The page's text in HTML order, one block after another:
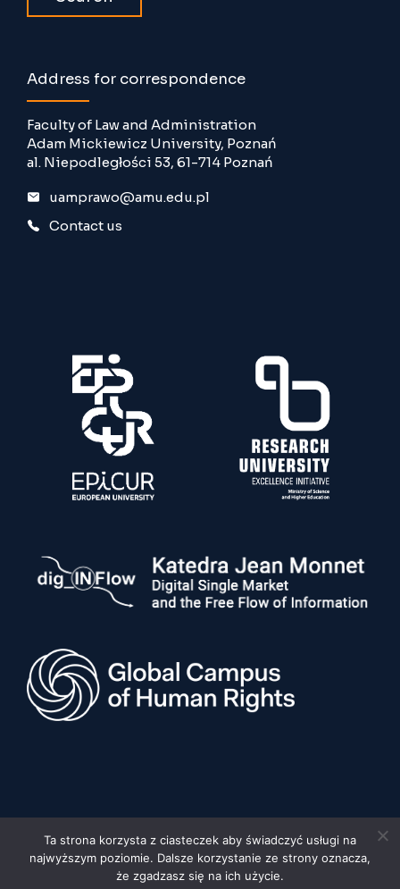
Address for correspondence
Faculty of Law and Administration
Adam Mickiewicz University, Poznań
al. Niepodległości 53, 61-714 Poznań
uamprawo@amu.edu.pl
Contact us
© 2026 Uniwersytet im. Adama Mickiewicza w Poznaniu, Wydział
Prawa i Administracji •Privacy policy•Deklaracja dostępności
Ta strona korzysta z ciasteczek aby świadczyć usługi na
najwyższym poziomie. Dalsze korzystanie ze strony oznacza,
że zgadzasz się na ich użycie.